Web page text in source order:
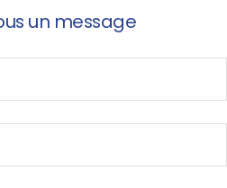
un message